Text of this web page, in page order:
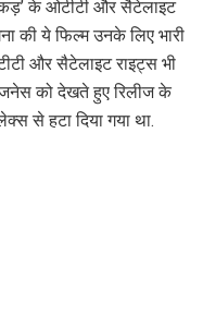
के ओटीटी और सैटेलाइट
की ये फिल्म उनके लिए भारी
और सैटेलाइट राइट्स भी
को देखते हुए रिलीज के
से हटा दिया गया था.